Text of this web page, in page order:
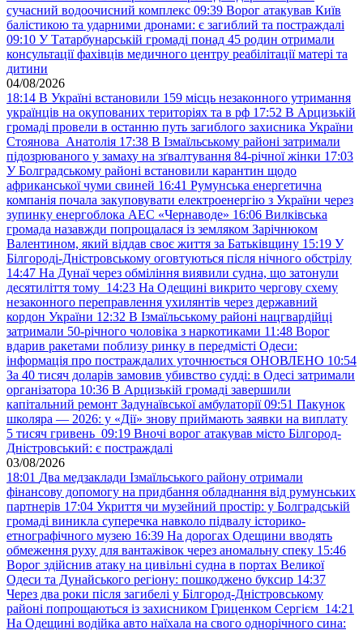
сучасний водоочисний комплекс 09:39 Ворог атакував Київ
балістикою та ударними дронами: є загиблий та постраждалі
09:10 У Татарбунарській громаді понад 45 родин отримали
консультації фахівців медичного центру реабілітації матері та
дитини
04/08/2026
18:14 В Україні встановили 159 місць незаконного утримання
українців на окупованих територіях та в рф 17:52 В Арцизькій
громаді провели в останню путь загиблого захисника України
Стоянова Анатолія 17:38 В Ізмаїльському районі затримали
підозрюваного у замаху на зґвалтування 84-річної жінки 17:03
У Болградському районі встановили карантин щодо
африканської чуми свиней 16:41 Румунська енергетична
компанія почала закуповувати електроенергію з України через
зупинку енергоблока АЕС «Чернаводе» 16:06 Вилківська
громада назавжди попрощалася із земляком Зарічнюком
Валентином, який віддав своє життя за Батьківщину 15:19 У
Білгороді-Дністровському оговтуються після нічного обстрілу
14:47 На Дунаї через обміління виявили судна, що затонули
десятиліття тому 14:23 На Одещині викрито чергову схему
незаконного переправлення ухилянтів через державний
кордон України 12:32 В Ізмаїльському районі нацгвардійці
затримали 50-річного чоловіка з наркотиками 11:48 Ворог
вдарив ракетами поблизу ринку в передмісті Одеси:
інформація про постраждалих уточнюється ОНОВЛЕНО 10:54
За 40 тисяч доларів замовив убивство судді: в Одесі затримали
організатора 10:36 В Арцизькій громаді завершили
капітальний ремонт Задунаївської амбулаторії 09:51 Пакунок
школяра — 2026: у «Дії» знову приймають заявки на виплату
5 тисяч гривень 09:19 Вночі ворог атакував місто Білгород-
Дністровський: є постраждалі
03/08/2026
18:01 Два медзаклади Ізмаїльського району отримали
фінансову допомогу на придбання обладнання від румунських
партнерів 17:04 Укриття чи музейний простір: у Болградській
громаді виникла суперечка навколо підвалу історико-
етнографічного музею 16:39 На дорогах Одещини вводять
обмеження руху для вантажівок через аномальну спеку 15:46
Ворог здійснив атаку на цивільні судна в портах Великої
Одеси та Дунайського регіону: пошкоджено буксир 14:37
Через два роки після загибелі у Білгород-Дністровському
районі попрощаються із захисником Гриценком Сергієм 14:21
На Одещині водійка авто наїхала на свого однорічного сина: